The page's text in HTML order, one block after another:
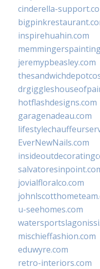
cinderella-
inspirehuahin.com
jeremypbeasley.com
hotflashdesigns.com
garagenadeau.com
EverNewNails.com
jovialfloralco.com
u-seehomes.com
mischieffashion.com
eduwyre.com
retro-interiors.com